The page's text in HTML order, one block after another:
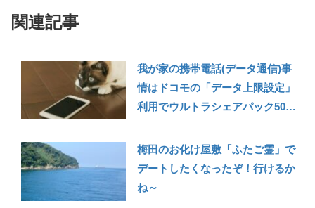
関連記事
我が家の携帯電話(データ通信)事
情はドコモの「データ上限設定」
利用でウルトラシェアパック50～
梅田のお化け屋敷「ふたご霊」で
デートしたくなったぞ！行けるか
ね～